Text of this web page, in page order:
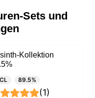
Sets und
Kollektion
89.5%
(1)